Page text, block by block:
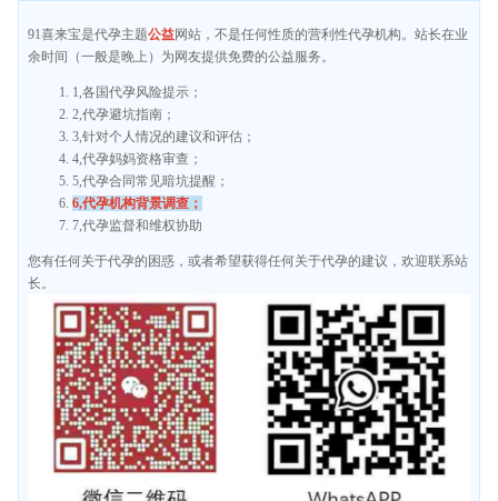
91喜来宝是代孕主题公益网站，不是任何性质的营利性代孕机构。站长在业
余时间（一般是晚上）为网友提供免费的公益服务。
1,各国代孕风险提示；
2,代孕避坑指南；
3,针对个人情况的建议和评估；
4,代孕妈妈资格审查；
5,代孕合同常见暗坑提醒；
6,代孕机构背景调查；
7,代孕监督和维权协助
您有任何关于代孕的困惑，或者希望获得任何关于代孕的建议，欢迎联系站
长。